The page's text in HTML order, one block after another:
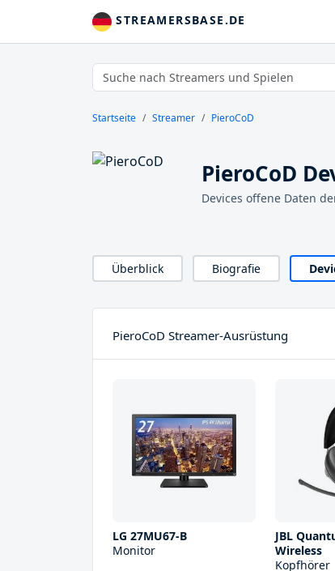
STREAMERSBASE.DE
Startseite Streamer PieroCoD
PieroCoD
Devices offene Daten
Überblick Biografie
PieroCoD Streamer-Ausrüstung
LG 27MU67-B
Monitor
JBL
Wireless
Kopfhörer